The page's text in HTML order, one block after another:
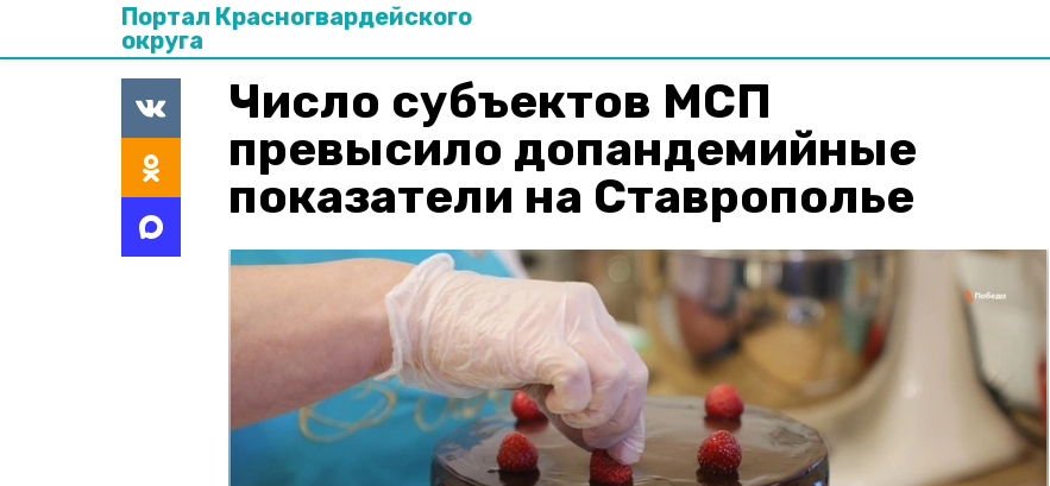
Портал Красногвардейского
округа
Число субъектов МСП
превысило допандемийные
показатели на Ставрополье